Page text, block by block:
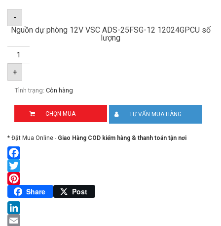
-
Nguồn dự phòng 12V VSC ADS-25FSG-12 12024GPCU số
lượng
+
Tình trạng: Còn hàng
CHỌN MUA TƯ VẤN MUA HÀNG
* Đặt Mua Online - Giao Hàng COD kiểm hàng & thanh toán tận nơi
Facebook
Twitter
Pinterest
Share Post
LinkedIn